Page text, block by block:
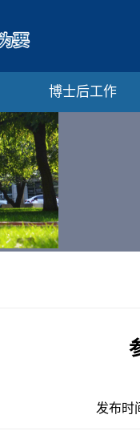
博士后工作
发布时